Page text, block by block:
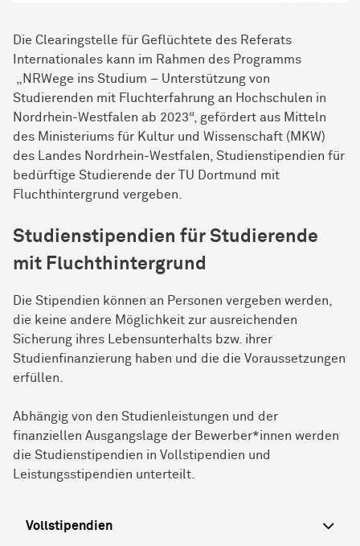
Die Clearingstelle für Geflüchtete des Referats
Internationales kann im Rahmen des Programms
„NRWege ins Studium – Unterstützung von
Studierenden mit Fluchterfahrung an Hochschulen in
Nordrhein-Westfalen ab 2023“, gefördert aus Mitteln
des Ministeriums für Kultur und Wissenschaft (MKW)
des Landes Nordrhein-Westfalen, Studienstipendien für
bedürftige Studierende der TU Dortmund mit
Fluchthintergrund vergeben.
Studienstipendien für Studierende
mit Fluchthintergrund
Die Stipendien können an Personen vergeben werden,
die keine andere Möglichkeit zur ausreichenden
Sicherung ihres Lebensunterhalts bzw. ihrer
Studienfinanzierung haben und die die Voraussetzungen
erfüllen.
Abhängig von den Studienleistungen und der
finanziellen Ausgangslage der Bewerber*innen werden
die Studienstipendien in Vollstipendien und
Leistungsstipendien unterteilt.
Vollstipendien